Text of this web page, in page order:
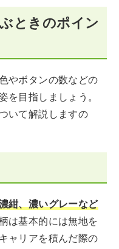
ときのポイン
やボタンの数などの
を目指しましょう。
いて解説しますの
紺、濃いグレーなど
は基本的には無地を
ャリアを積んだ際の